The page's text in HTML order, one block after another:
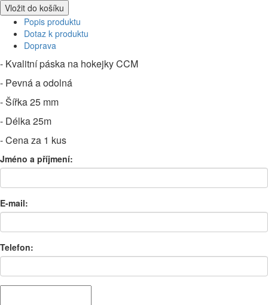
Vložit do košíku
Popis produktu
Dotaz k produktu
Doprava
- Kvalitní páska na hokejky CCM
- Pevná a odolná
- Šířka 25 mm
- Délka 25m
- Cena za 1 kus
Jméno a příjmení:
E-mail:
Telefon: